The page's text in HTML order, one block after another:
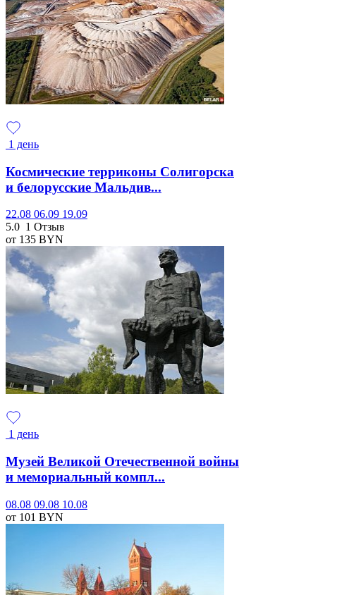
1 день
Космические терриконы Солигорска
и белорусские Мальдив...
22.08 06.09 19.09
5.0 1 Отзыв
от 135 BYN
1 день
Музей Великой Отечественной войны
и мемориальный компл...
08.08 09.08 10.08
от 101 BYN